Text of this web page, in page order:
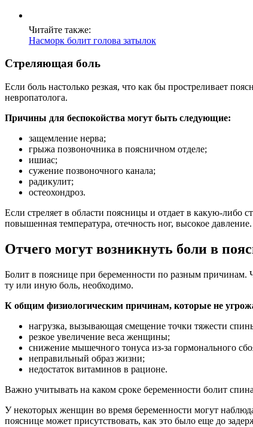
Читайте также:
Насморк болит голова затылок
Стреляющая боль
Если боль настолько резкая, что как бы простреливает
невропатолога.
Причины для беспокойства могут быть следующие:
защемление нерва;
грыжа позвоночника в поясничном отделе;
ишиас;
сужение позвоночного канала;
радикулит;
остеохондроз.
Если стреляет в области поясницы и отдает в какую-либо
повышенная температура, отечность ног, высокое давление.
Отчего могут возникнуть боли в
Болит в пояснице при беременности по разным причинам.
ту или иную боль, необходимо.
К общим физиологическим причинам, которые не
нагрузка, вызывающая смещение точки тяжести
резкое увеличение веса женщины;
снижение мышечного тонуса из-за гормонального
неправильный образ жизни;
недостаток витаминов в рационе.
Важно учитывать на каком сроке беременности болит
У некоторых женщин во время беременности могут
пояснице может присутствовать, как это было еще до